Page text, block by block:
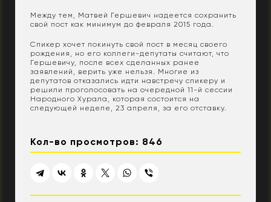
Между тем, Матвей Гершевич надеется сохранить
свой пост как минимум до февраля 2015 года.
Спикер хочет покинуть свой пост в месяц своего
рождения, но его коллеги-депутаты считают, что
Гершевичу, после всех сделанных ранее
заявлений, верить уже нельзя. Многие из
депутатов отказались идти навстречу спикеру и
решили проголосовать на очередной 11-й сессии
Народного Хурала, которая состоится на
следующей неделе, 23 апреля, за его отставку.
Кол-во просмотров: 846